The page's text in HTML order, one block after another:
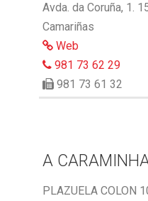
Avda. da Coruña, 1.
Camariñas
Web
981 73 62 29
981 73 61 32
A
PLAZUELA COLON